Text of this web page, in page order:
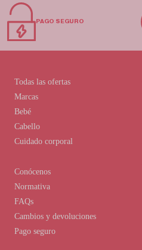
PAGO SEGURO
Conócenos
Normativa
FAQs
Cambios y devoluciones
Pago seguro
Todas las ofertas
Marcas
Bebé
Cabello
Cuidado corporal